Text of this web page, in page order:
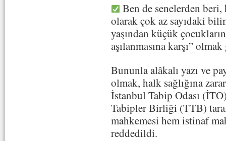
Ben de senelerden beri,
olarak çok az sayıdaki
yaşından küçük
aşılanmasına karşı”
Bununla alâkalı yazı ve
olmak, halk sağlığına
İstanbul Tabip Odası
Tabipler Birliği (TTB)
mahkemesi hem istinaf
reddedildi.